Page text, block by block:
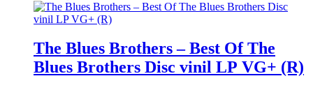
The Blues Brothers – Best Of The
Blues Brothers Disc vinil LP VG+ (R)